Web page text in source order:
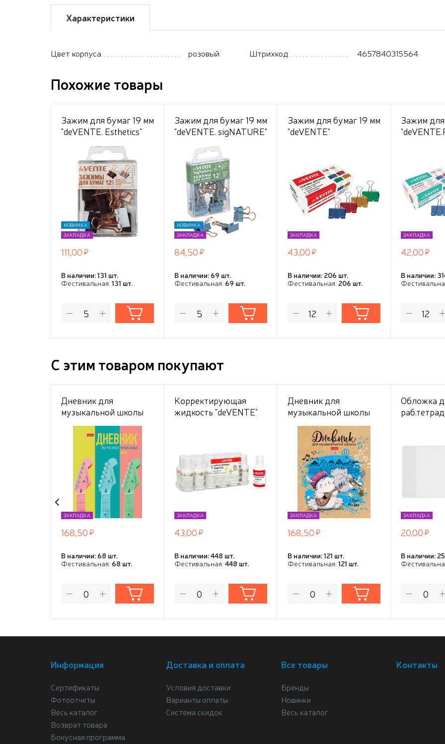
Характеристики
Цвет корпуса розовый Штрихкод 4657840315564
Похожие товары
Зажим для бумаг 19 мм
"deVENTE. Esthetics"
толщина скрепления
до 8 мм, 12 шт в
пластиковой коробке,
ассорти 2 цвета
(бургунди и
лавандово-
пепельный)
НОВИНКА
ЗАКЛАДКА
111,00
В наличии: 131 шт.
Фестивальная: 131 шт.
Зажим для бумаг 19 мм
"deVENTE. sigNATURE"
сумеречный синий,
толщина скрепления
до 8 мм, 12 шт в
пластиковой коробке,
НОВИНКА
ЗАКЛАДКА
84,50
В наличии: 69 шт.
Фестивальная: 69 шт.
Зажим для бумаг 19 мм
"deVENTE"
до 6 мм, цветной
ассорти, 12 шт в
картонной коробке
ЗАКЛАДКА
43,00
В наличии: 206 шт.
Фестивальная: 206 шт.
Зажим
шт в
коробке
ЗАКЛАДКА
42,00
В наличии:
С этим товаром покупают
Дневник для
музыкальной школы
48 листов твёрдый
переплет
"Музыкальное
настроение" 2-х цв.
блок Со справ.инф
ЗАКЛАДКА
168,50
В наличии: 68 шт.
Фестивальная: 68 шт.
Корректирующая
жидкость "deVENTE"
кисточкой, в
пластиковом поддоне
ЗАКЛАДКА
43,00
В наличии: 448 шт.
Фестивальная: 448 шт.
Дневник для
музыкальной школы
48 листов твёрдый
переплет
"Приключения кота
Пирожка" 2-х цв. блок
Со справ.инф
ЗАКЛАДКА
168,50
В наличии: 121 шт.
Фестивальная: 121 шт.
Обложка
ЗАКЛАДКА
20,00
В наличии:
Информация
Сертификаты
Фотоотчеты
Весь каталог
Возврат товара
Бонусная программа
Доставка и оплата
Условия доставки
Варианты оплаты
Система скидок
Все товары
Бренды
Новинки
Весь каталог
Контакты